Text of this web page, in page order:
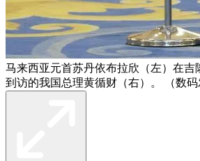
马来西亚元首苏丹依布拉欣（左）在吉
到访的我国总理黄循财（右）。 （数码